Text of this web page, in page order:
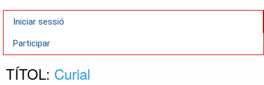
Iniciar sessió
Participar
TÍTOL: Curial